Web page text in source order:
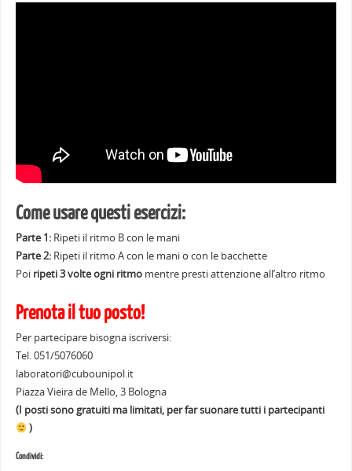
Come usare questi esercizi:
Parte 1:Ripeti il ritmo B con le mani
Parte 2:Ripeti il ritmo A con le mani o con le bacchette
Poi ripeti 3 volte ogni ritmomentre presti attenzione all’altro ritmo
Prenota il tuo posto!
Per partecipare bisogna iscriversi:
Tel. 051/5076060
laboratori@cubounipol.it
Piazza Vieira de Mello, 3 Bologna
(I posti sono gratuiti ma limitati, per far suonare tutti i partecipanti
)
Condividi: